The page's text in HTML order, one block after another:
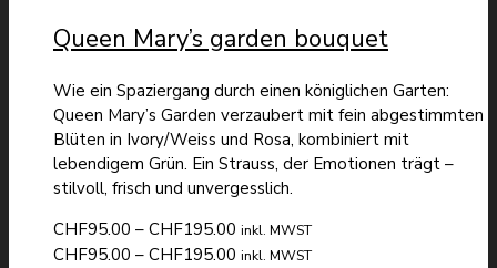
CHF195.00
Queen Mary’s garden bouquet
Wie ein Spaziergang durch einen königlichen Garten:
Queen Mary’s Garden verzaubert mit fein abgestimmten
Blüten in Ivory/Weiss und Rosa, kombiniert mit
lebendigem Grün. Ein Strauss, der Emotionen trägt –
stilvoll, frisch und unvergesslich.
CHF95.00 – CHF195.00 Preisspanne:
CHF95.00
inkl. MWST
CHF95.00 – CHF195.00 Preisspanne:
inkl. MWST